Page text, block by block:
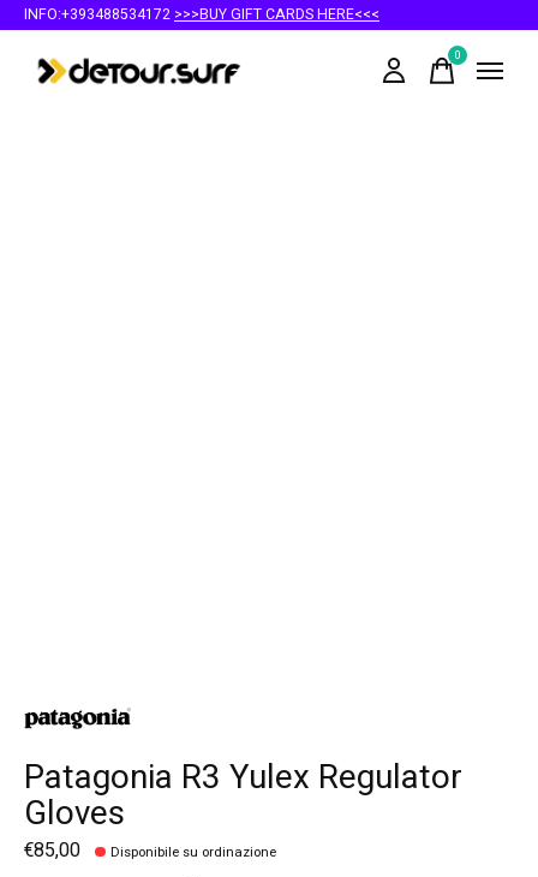
INFO:+393488534172 >>>BUY GIFT CARDS HERE<<<
0items
Patagonia R3 Yulex Regulator
Gloves
€85,00 Disponibile su ordinazione